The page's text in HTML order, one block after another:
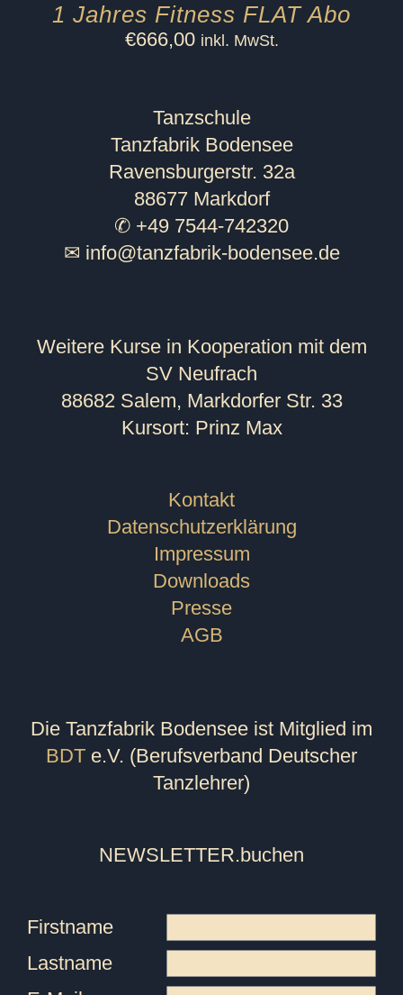
1 Jahres Fitness FLAT Abo
€666,00 inkl. MwSt.
Tanzschule
Tanzfabrik Bodensee
Ravensburgerstr. 32a
88677 Markdorf
✆ +49 7544-742320
✉ info@tanzfabrik-bodensee.de
Weitere Kurse in Kooperation mit dem
SV Neufrach
88682 Salem, Markdorfer Str. 33
Kursort: Prinz Max
Kontakt
Datenschutzerklärung
Impressum
Downloads
Presse
AGB
Die Tanzfabrik Bodensee ist Mitglied im
BDT e.V. (Berufsverband Deutscher
Tanzlehrer)
NEWSLETTER.buchen
Firstname
Lastname